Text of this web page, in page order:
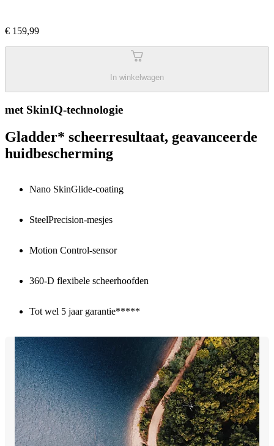
€ 159,99
In winkelwagen
met SkinIQ-technologie
Gladder* scheerresultaat, geavanceerde
huidbescherming
Nano SkinGlide-coating
SteelPrecision-mesjes
Motion Control-sensor
360-D flexibele scheerhoofden
Tot wel 5 jaar garantie*****